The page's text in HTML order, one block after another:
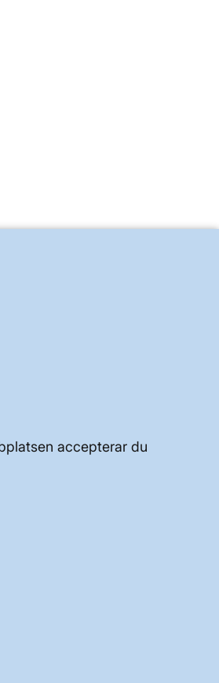
accepterar du